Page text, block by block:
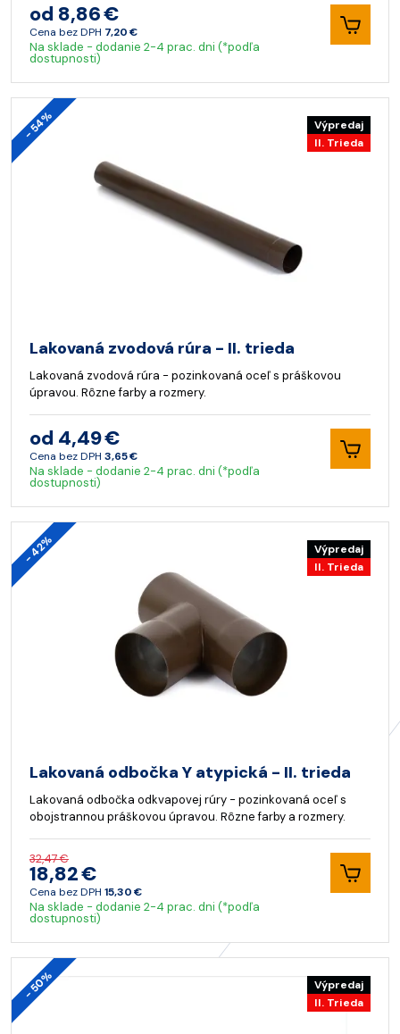
od 8,86 €
Cena bez DPH 7,20 €
Na sklade - dodanie 2-4 prac. dni (*podľa
dostupnosti)
- 54%
Výpredaj
II. Trieda
Lakovaná zvodová rúra - II. trieda
Lakovaná zvodová rúra - pozinkovaná oceľ s práškovou
úpravou. Rôzne farby a rozmery.
od 4,49 €
Cena bez DPH 3,65 €
Na sklade - dodanie 2-4 prac. dni (*podľa
dostupnosti)
- 42%
Výpredaj
II. Trieda
Lakovaná odbočka Y atypická - II. trieda
Lakovaná odbočka odkvapovej rúry - pozinkovaná oceľ s
obojstrannou práškovou úpravou. Rôzne farby a rozmery.
32,47 €
18,82 €
Cena bez DPH 15,30 €
Na sklade - dodanie 2-4 prac. dni (*podľa
dostupnosti)
- 50%
Výpredaj
II. Trieda